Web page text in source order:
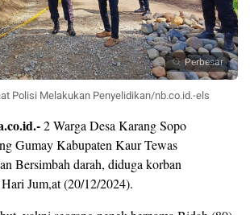
Perbesar
Polisi Melakukan Penyelidikan/nb.co.id.-els
2 Warga Desa Karang Sopo
Gumay Kabupaten Kaur Tewas
Bersimbah darah, diduga korban
Jum,at (20/12/2024).